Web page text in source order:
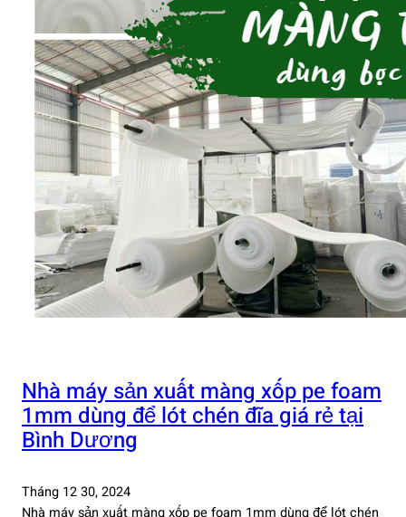
Nhà máy sản xuất màng xốp pe foam
1mm dùng để lót chén đĩa giá rẻ tại
Bình Dương
Tháng 12 30, 2024
Nhà máy sản xuất màng xốp pe foam 1mm dùng để lót chén